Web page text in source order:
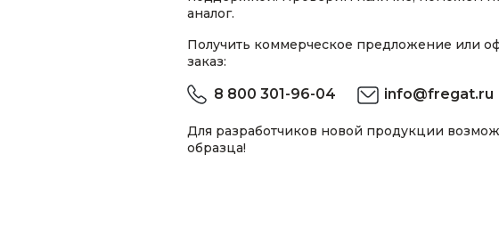
аналог.
Получить коммерческое предложение или
заказ:
8 800 301-96-04 info@fregat.ru
Для разработчиков новой продукции
образца!